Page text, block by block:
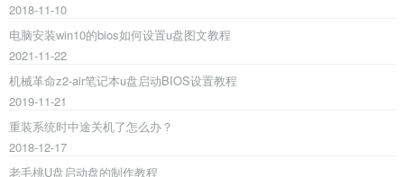
2018-11-10
电脑安装win10的bios如何设置u盘图文教程
2021-11-22
机械革命z2-air笔记本u盘启动BIOS设置教程
2019-11-21
重装系统时中途关机了怎么办？
2018-12-17
老毛桃U盘启动盘的制作教程